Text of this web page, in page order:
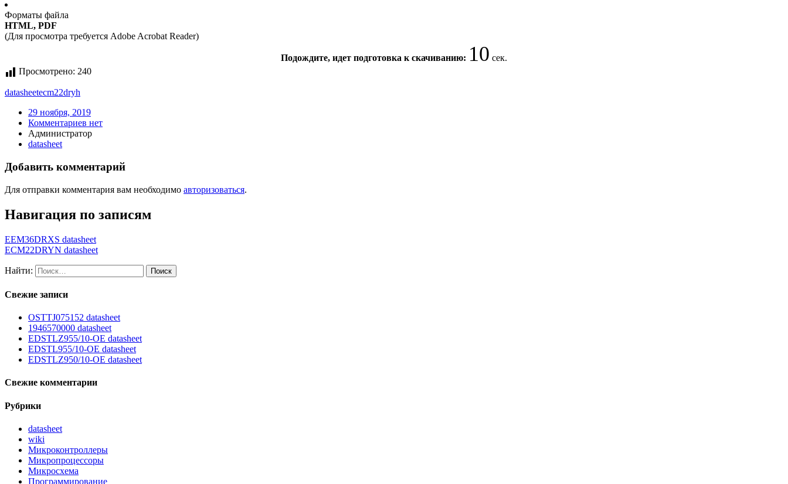
Форматы файла
HTML, PDF
(Для просмотра требуется Adobe Acrobat Reader)
Подождите, идет подготовка к скачиванию: 10 сек.
Просмотрено: 240
datasheetecm22dryh
29 ноября, 2019
Комментариев нет
Администратор
datasheet
Добавить комментарий
Для отправки комментария вам необходимо авторизоваться.
Навигация по записям
EEM36DRXS datasheet
ECM22DRYN datasheet
Найти:
Свежие записи
OSTTJ075152 datasheet
1946570000 datasheet
EDSTLZ955/10-OE datasheet
EDSTL955/10-OE datasheet
EDSTLZ950/10-OE datasheet
Свежие комментарии
Рубрики
datasheet
wiki
Микроконтроллеры
Микропроцессоры
Микросхема
Программирование